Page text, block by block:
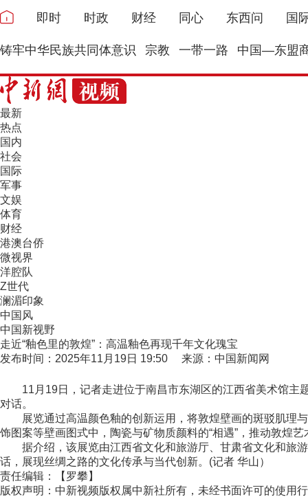
即时 时政 财经 同心 东西问 国
铸牢中华民族共同体意识 宗教 一带一路 中国—东盟
最新
热点
国内
社会
国际
军事
文娱
体育
财经
港澳台侨
微视界
洋腔队
Z世代
澜湄印象
中国风
中国新视野
走近“釉色里的敦煌”：高温釉色再现千年文化瑰宝
发布时间：2025年11月19日 19:50 来源：中国新闻网
11月19日，记者走进位于南昌市东湖区的江西省美术馆主
对话。
展览通过高温颜色釉的创新运用，将敦煌壁画的斑驳肌理与
饰图案等壁画图式中，陶瓷与矿物质颜料的“相遇”，推动敦煌
据介绍，该展览由江西省文化和旅游厅、甘肃省文化和旅游
话，展现丝绸之路的文化传承与当代创新。(记者 华山）
责任编辑：【罗攀】
版权声明：中新视频版权属中新社所有，未经书面许可的使用